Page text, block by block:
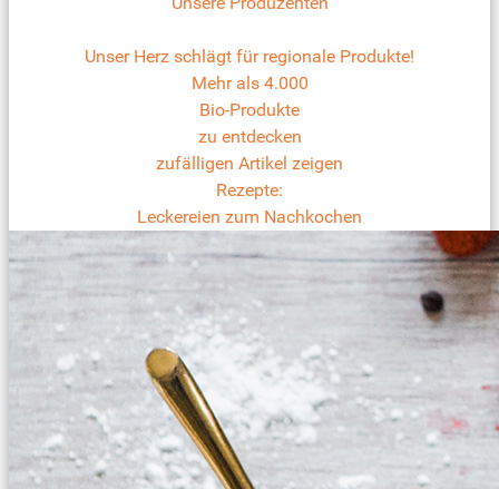
Unser Herz schlägt für regionale Produkte!
Mehr als 4.000
Bio-Produkte
zu entdecken
zufälligen Artikel zeigen
Rezepte:
Leckereien zum Nachkochen